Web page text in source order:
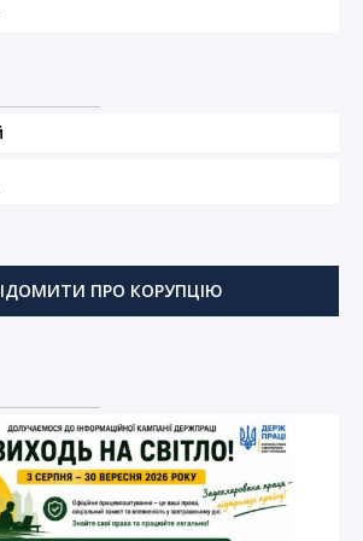
ПРО КОРУПЦІЮ